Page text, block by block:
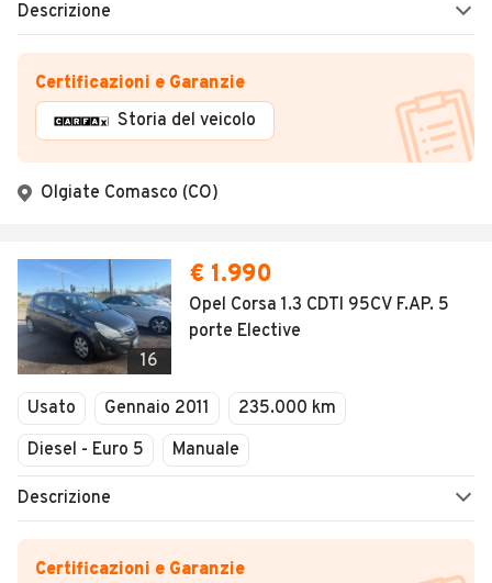
Descrizione
Certificazioni e Garanzie
Storia del veicolo
Olgiate Comasco (CO)
16
€ 1.990
Opel Corsa 1.3 CDTI 95CV F.AP. 5
porte Elective
Usato Gennaio 2011
235.000 km
Diesel - Euro 5
Manuale
Descrizione
Certificazioni e Garanzie